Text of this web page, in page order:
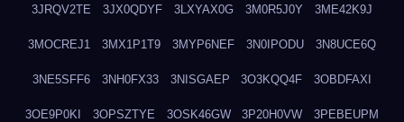
3JRQV2TE 3JX0QDYF 3LXYAX0G 3M0R5J0Y 3ME42K9J
3MOCREJ1 3MX1P1T9 3MYP6NEF 3N0IPODU 3N8UCE6Q
3NE5SFF6 3NH0FX33 3NISGAEP 3O3KQQ4F 3OBDFAXI
3OE9P0KI 3OPSZTYE 3OSK46GW 3P20H0VW 3PEBEUPM